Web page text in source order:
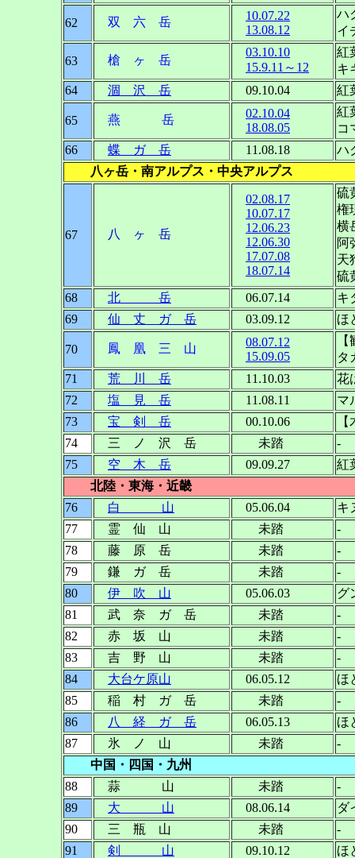
62 双 六 岳
10.07.22
13.08.12
ハ
イ
63 槍 ヶ 岳
03.10.10
15.9.11～12
64
涸 沢 岳 09.10.04 紅
65 燕 岳
02.10.04
18.08.05
紅
コ
66
蝶 ガ 岳 11.08.18
ハ
八ヶ岳・南アルプス・中央アルプス
67 八 ヶ 岳
02.08.17
10.07.17
12.06.23
12.06.30
17.07.08
18.07.14
硫
権
横
阿
天
68
北 岳 06.07.14
キ
69
仙 丈 ガ 岳 03.09.12
70 鳳 凰 三 山
08.07.12
15.09.05
タ
71
荒 川 岳 11.10.03
花
72
塩 見 岳 11.08.11
マ
73
宝 剣 岳 00.10.06
74
三 ノ 沢 岳 未踏
-
75
空 木 岳 09.09.27
紅
北陸・東海・近畿
76
白 山 05.06.04
キ
77
霊 仙 山 未踏
-
78
藤 原 岳 未踏
-
79
鎌 ガ 岳 未踏
-
80
伊 吹 山 05.06.03
グ
81
武 奈 ガ 岳 未踏
-
82
赤 坂 山 未踏
-
83
吉 野 山 未踏
-
84
大台ケ原山 06.05.12
ほ
85
稲 村 ガ 岳 未踏
-
86
八 経 ガ 岳 06.05.13
ほ
87
氷 ノ 山 未踏
-
中国・四国・九州
88
蒜 山 未踏
-
89
大 山 08.06.14
ダ
90
三 瓶 山 未踏
-
91
剣 山 09.10.12
ほ